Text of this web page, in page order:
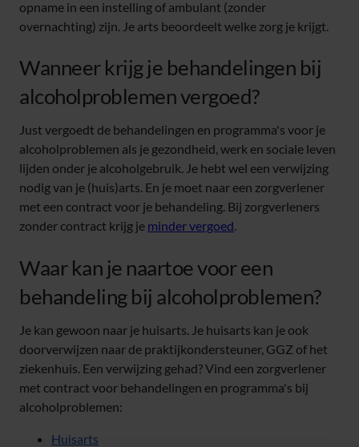
opname in een instelling of ambulant (zonder
overnachting) zijn. Je arts beoordeelt welke zorg je krijgt.
Wanneer krijg je behandelingen bij
alcoholproblemen vergoed?
Just vergoedt de behandelingen en programma's voor je
alcoholproblemen als je gezondheid, werk en sociale leven
lijden onder je alcoholgebruik. Je hebt wel een verwijzing
nodig van je (huis)arts. En je moet naar een zorgverlener
met een contract voor je behandeling. Bij zorgverleners
zonder contract krijg je minder vergoed.
Waar kan je naartoe voor een
behandeling bij alcoholproblemen?
Je kan gewoon naar je huisarts. Je huisarts kan je ook
doorverwijzen naar de praktijkondersteuner, GGZ of het
ziekenhuis. Een verwijzing gehad? Vind een zorgverlener
met contract voor behandelingen en programma's bij
alcoholproblemen:
Huisarts